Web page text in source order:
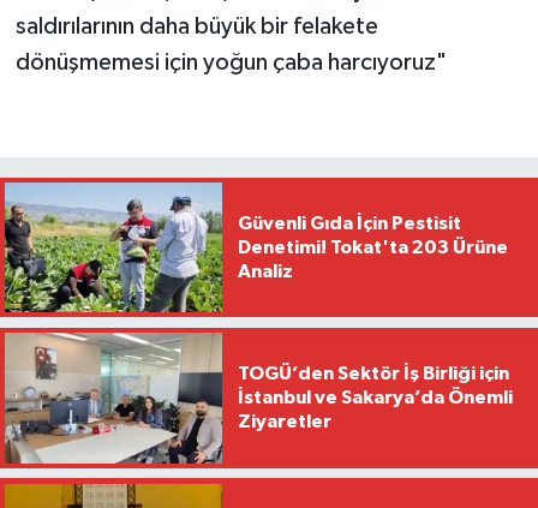
saldırılarının daha büyük bir felakete
dönüşmemesi için yoğun çaba harcıyoruz"
Güvenli Gıda İçin Pestisit
Denetimi! Tokat'ta 203 Ürüne
Analiz
TOGÜ’den Sektör İş Birliği için
İstanbul ve Sakarya’da Önemli
Ziyaretler